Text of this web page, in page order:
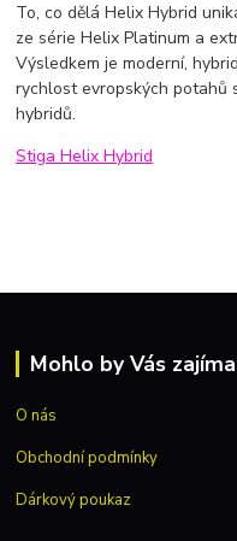
To, co dělá Helix Hybrid
ze série Helix Platinum a
Výsledkem je moderní,
rychlost evropských potahů
hybridů.
Stiga Helix Hybrid
Mohlo by Vás
O nás
Obchodní podmínky
Dárkový poukaz